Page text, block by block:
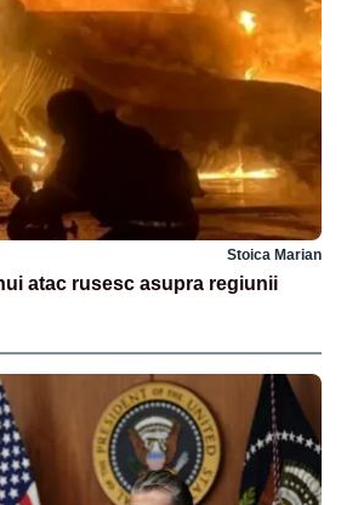
Stoica Marian
atac rusesc asupra regiunii